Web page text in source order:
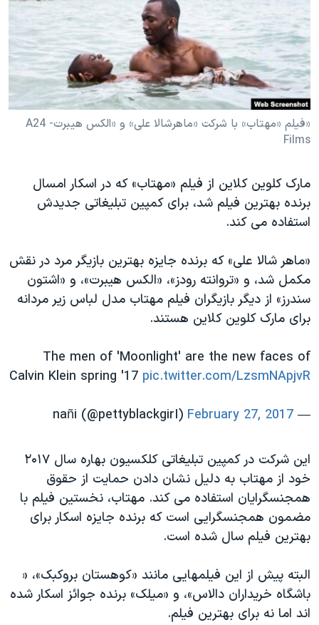
فرهنگ و زندگی
حقوق شهروندی
اقتصادی
علم و فناوری
گالری عکس
مستندها
انتخابات ریاست جمهوری آمریکا ۲۰۲۴
حمله جمهوری اسلامی به اسرائیل
رمز مهسا
اعتراضات زن، زندگی، آزادی
تریبونال مردمی آبان ۹۸
دادگاه حمید نوری
قانون شفافیت دارائی کادر رهبری ایران
اعتراضات مردمی آبان ۹۸
اسرائیل در جنگ
همایش محافظه‌کاران آمریکا «سی‌پک»
سفر پرزیدنت ترامپ به چین
دنبال کنید
زبانهای مختلف
«فیلم «مهتاب» با شرکت «ماهرشالا علی» و «الکس هیبرت- A24
Films
مارک کلوین کلاین از فیلم «مهتاب» که در اسکار امسال
برنده بهترین فیلم شد، برای کمپین تبلیغاتی جدیدش
استفاده می کند.
«ماهر شالا علی» که برنده جایزه بهترین بازیگر مرد در نقش
مکمل شد، و «تروانته رودز»، «الکس هیبرت»، و «اشتون
سندرز» از دیگر بازیگران فیلم مهتاب مدل لباس زیر مردانه
برای مارک کلوین کلاین هستند.
The men of 'Moonlight' are the new faces of
Calvin Klein spring '17 pic.twitter.com/LzsmNApjvR
— nañi (@pettyblackgirI)
February 27, 2017
این شرکت در کمپین تبلیغاتی کلکسیون بهاره سال ۲۰۱۷
خود از مهتاب به دلیل نشان دادن حمایت از حقوق
همجنسگرایان استفاده می کند. مهتاب، نخستین فیلم با
مضمون همجنسگرایی است که برنده جایزه اسکار برای
بهترین فیلم سال شده است.
البته پیش از این فیلمهایی مانند «کوهستان بروکبک»، «
باشگاه خریداران دالاس»، و «میلک» برنده جوائز اسکار شده
اند اما نه برای بهترین فیلم.